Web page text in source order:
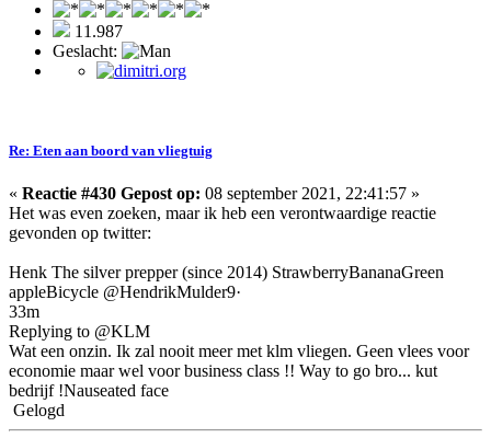
11.987
Geslacht:
Re: Eten aan boord van vliegtuig
« Reactie #430 Gepost op: 08 september 2021, 22:41:57 »
Het was even zoeken, maar ik heb een verontwaardige reactie
gevonden op twitter:
Henk The silver prepper (since 2014) StrawberryBananaGreen
appleBicycle @HendrikMulder9·
33m
Replying to @KLM
Wat een onzin. Ik zal nooit meer met klm vliegen. Geen vlees voor
economie maar wel voor business class !! Way to go bro... kut
bedrijf !Nauseated face
Gelogd